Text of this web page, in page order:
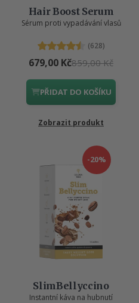
Hair Boost Serum
Sérum proti vypadávání vlasů
(628)
679,00 Kč859,00 Kč
PŘIDAT DO KOŠÍKU
Zobrazit produkt
-20%
SlimBellyccino
Instantní káva na hubnutí